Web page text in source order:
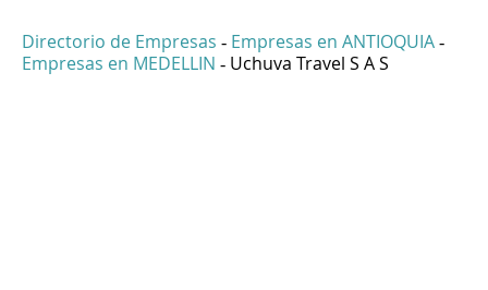
Directorio de Empresas - Empresas en ANTIOQUIA -
Empresas en MEDELLIN - Uchuva Travel S A S